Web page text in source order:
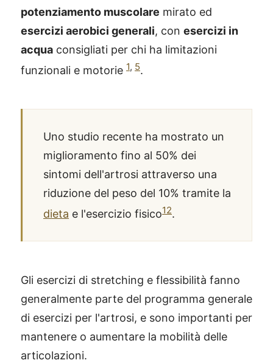
potenziamento muscolare mirato ed
esercizi aerobici generali, con esercizi in
acqua consigliati per chi ha limitazioni
funzionali e motorie 1, 5.
Uno studio recente ha mostrato un
miglioramento fino al 50% dei
sintomi dell'artrosi attraverso una
riduzione del peso del 10% tramite la
dieta e l'esercizio fisico12.
Gli esercizi di stretching e flessibilità fanno
generalmente parte del programma generale
di esercizi per l'artrosi, e sono importanti per
mantenere o aumentare la mobilità delle
articolazioni.